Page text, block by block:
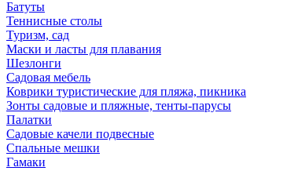
Батуты
Теннисные столы
Туризм, сад
Маски и ласты для плавания
Шезлонги
Садовая мебель
Коврики туристические для пляжа, пикника
Зонты садовые и пляжные, тенты-парусы
Палатки
Садовые качели подвесные
Спальные мешки
Гамаки